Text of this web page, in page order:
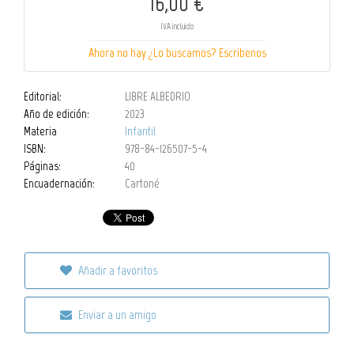
IVA incluido
Ahora no hay ¿Lo buscamos? Escribenos
Editorial:
LIBRE ALBEDRIO
Año de edición:
2023
Materia
Infantil
ISBN:
978-84-126507-5-4
Páginas:
40
Encuadernación:
Cartoné
Añadir a favoritos
Enviar a un amigo